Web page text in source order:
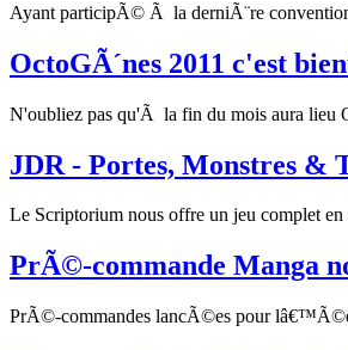
Ayant participÃ© Ã la derniÃ¨re
OctoGÃ´nes 2011 c'est
N'oubliez pas qu'Ã la fin du mois aura lieu
JDR - Portes, Monstres &
Le Scriptorium nous offre un jeu complet
PrÃ©-commande Manga
PrÃ©-commandes lancÃ©es pour